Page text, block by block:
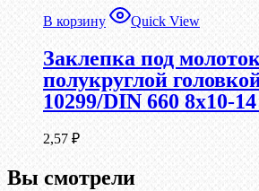
В корзину Quick View
Заклепка под
полукруглой
10299/DIN 660 8х10-
2,57 ₽
Вы смотрели